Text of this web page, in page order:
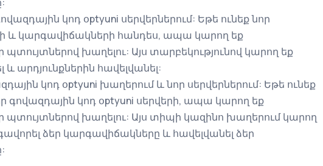
կոդ օptyuni սերվերներում: Եթե ունեք նոր
և կարգավիճակների հանդես, ապա կարող եք
պտույտներով խաղելու: Այս տարբեկությունով կարող եք
արդյունքներին հավելվանել:
կոդ օptyuni խաղերում և նոր սերվերներում: Եթե ունեք
գովազդային կոդ օptyuni սերվերի, ապա կարող եք
պտույտներով խաղելու: Այս տիպի կազինո խաղերում կարող
ձեր կարգավիճակները և հավելվանել ձեր